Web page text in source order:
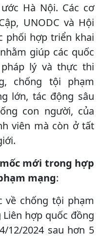
Hà Nội. Các cơ
UNODC và Hội
phối hợp triển khai
giúp các quốc
lý và thực thi
chống tội phạm
lớn, tác động sâu
con người, của
viên mà còn ở tất
mới trong hợp
mạng:
về chống tội phạm
hợp quốc đồng
12/2024 sau hơn 5